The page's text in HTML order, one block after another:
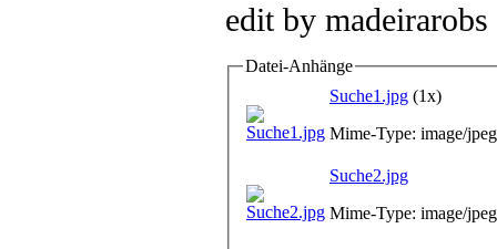
edit by madeirarobs
Datei-Anhänge
Suche1.jpg (1x)
Mime-Type: image/
Suche2.jpg
Mime-Type: image/